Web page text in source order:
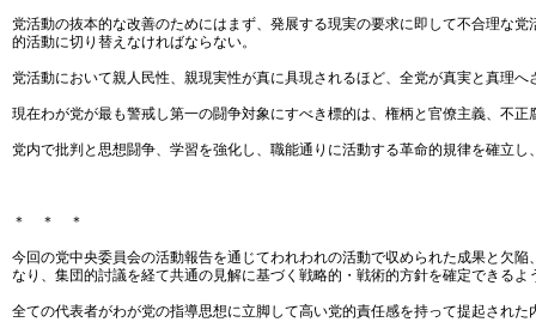
党活動の抜本的な改善のためにはまず、発展する現実の要求に即して不合理な
的活動に切り替えなければならない。
党活動において親人民性、親現実性が真に具現されるほど、全党が真実と真理
現在わが党が最も警戒し第一の闘争対象にすべき標的は、権柄と官僚主義、不
党内で批判と思想闘争、学習を強化し、職能通りに活動する革命的規律を確立
＊ ＊ ＊
今回の党中央委員会の活動報告を通じてわれわれの活動で収められた成果と欠
なり、集団的討議を経て共通の見解に基づく戦略的・戦術的方針を確定できるよ
全ての代表者がわが党の指導思想に立脚して高い党的責任感を持って提起され